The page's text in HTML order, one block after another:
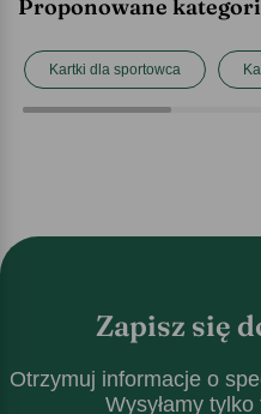
Proponowane
Kartki dla sportowca
Zapisz się
Otrzymuj informacje o
Wysyłamy